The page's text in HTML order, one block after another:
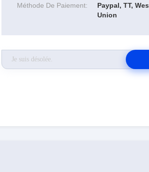
Méthode De Paiement:
Paypal, TT,
Union